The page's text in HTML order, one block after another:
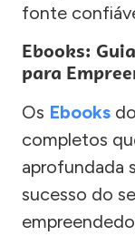
fonte
Ebooks:
para
Os Ebooks
completos
aprofundada
sucesso do